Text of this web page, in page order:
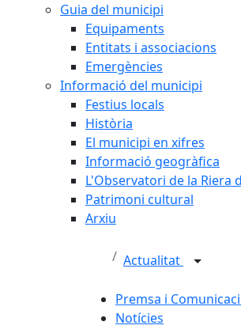
Guia del municipi
Equipaments
Entitats i associacions
Emergències
Informació del municipi
Festius locals
Història
El municipi en xifres
Informació geogràfica
L'Observatori de la Riera
Patrimoni cultural
Arxiu
Actualitat
Premsa i
Notícies